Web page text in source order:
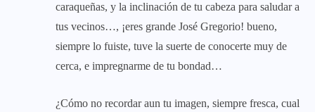
caraqueñas, y la inclinación de tu cabeza para saludar a
tus vecinos…, ¡eres grande José Gregorio! bueno,
siempre lo fuiste, tuve la suerte de conocerte muy de
cerca, e impregnarme de tu bondad…
¿Cómo no recordar aun tu imagen, siempre fresca, cual